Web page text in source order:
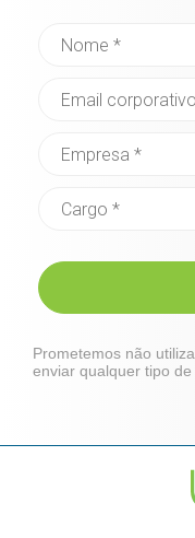
Prometemos não
enviar qualquer tipo de